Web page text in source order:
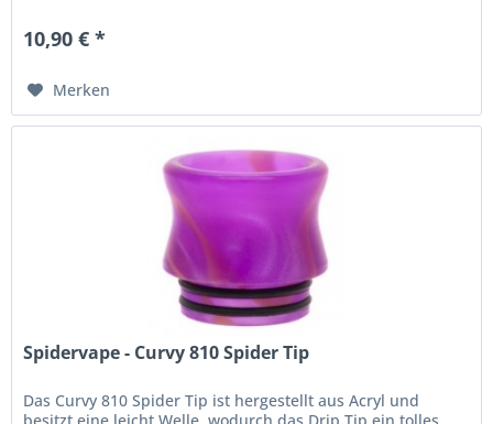
10,90 € *
Merken
Spidervape - Curvy 810 Spider Tip
Das Curvy 810 Spider Tip ist hergestellt aus Acryl und